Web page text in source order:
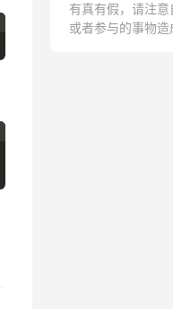
有真有假，请注
或者参与的事物造